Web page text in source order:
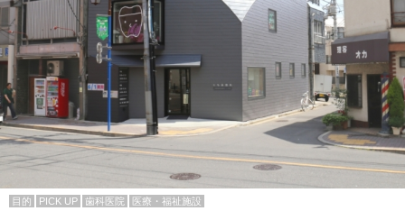
目的 PICK UP 歯科医院 医療・福祉施設